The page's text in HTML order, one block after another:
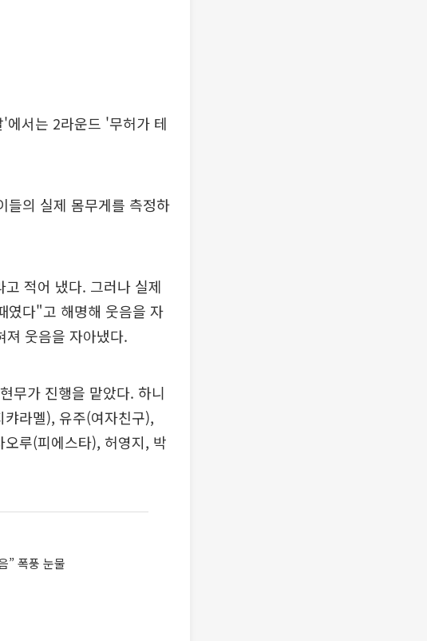
서는 2라운드 '무허가 테
들의 실제 몸무게를 측정하
적어 냈다. 그러나 실제
였다"고 해명해 웃음을 자
져 웃음을 자아냈다.
무가 진행을 맡았다. 하니
라멜), 유주(여자친구),
루(피에스타), 허영지, 박
” 폭풍 눈물